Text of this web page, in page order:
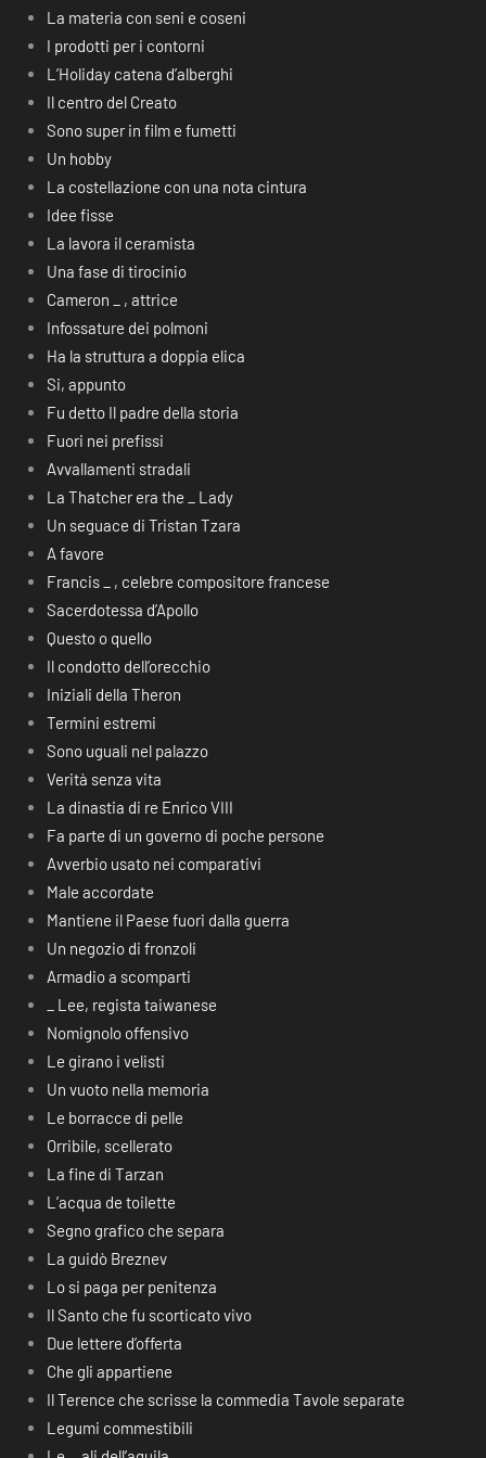
La materia con seni e coseni
I prodotti per i contorni
L’Holiday catena d’alberghi
Il centro del Creato
Sono super in film e fumetti
Un hobby
La costellazione con una nota cintura
Idee fisse
La lavora il ceramista
Una fase di tirocinio
Cameron _ , attrice
Infossature dei polmoni
Ha la struttura a doppia elica
Si, appunto
Fu detto Il padre della storia
Fuori nei prefissi
Avvallamenti stradali
La Thatcher era the _ Lady
Un seguace di Tristan Tzara
A favore
Francis _ , celebre compositore francese
Sacerdotessa d’Apollo
Questo o quello
Il condotto dell’orecchio
Iniziali della Theron
Termini estremi
Sono uguali nel palazzo
Verità senza vita
La dinastia di re Enrico VIII
Fa parte di un governo di poche persone
Avverbio usato nei comparativi
Male accordate
Mantiene il Paese fuori dalla guerra
Un negozio di fronzoli
Armadio a scomparti
_ Lee, regista taiwanese
Nomignolo offensivo
Le girano i velisti
Un vuoto nella memoria
Le borracce di pelle
Orribile, scellerato
La fine di Tarzan
L’acqua de toilette
Segno grafico che separa
La guidò Breznev
Lo si paga per penitenza
Il Santo che fu scorticato vivo
Due lettere d’offerta
Che gli appartiene
Il Terence che scrisse la commedia Tavole separate
Legumi commestibili